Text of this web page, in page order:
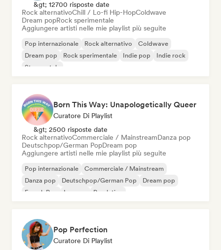
&gt; 12700 risposte date
Rock alternativoChill / Lo-fi Hip-HopColdwave
Dream popRock sperimentale
Aggiungere artisti nelle mie playlist più seguite
Pop internazionale Rock alternativo
Coldwave
Dream pop
Rock sperimentale Indie pop
Indie rock
Strumentale
Born This Way: Unapologetically Queer
Curatore Di Playlist
&gt; 2500 risposte date
Rock alternativoCommerciale / MainstreamDanza pop
Deutschpop/German PopDream pop
Aggiungere artisti nelle mie playlist più seguite
Pop internazionale
Commerciale / Mainstream
Danza pop
Deutschpop/German Pop
Dream pop
French Pop
Iperpop Pop latino
Pop Perfection
Curatore Di Playlist